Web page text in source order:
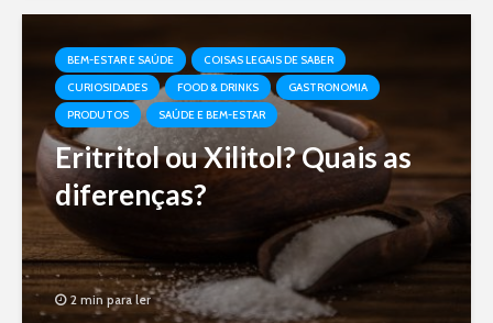
BEM-ESTAR E SAÚDE
COISAS LEGAIS DE SABER
CURIOSIDADES
FOOD & DRINKS
GASTRONOMIA
PRODUTOS
SAÚDE E BEM-ESTAR
Eritritol ou Xilitol? Quais as
diferenças?
2 min para ler